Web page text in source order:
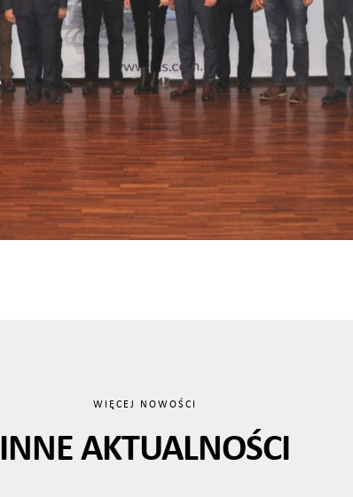
WIĘCEJ NOWOŚCI
INNE AKTUALNOŚCI